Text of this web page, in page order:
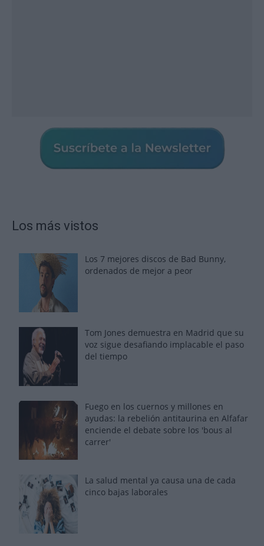
Los más vistos
Los 7 mejores discos de Bad Bunny,
ordenados de mejor a peor
Tom Jones demuestra en Madrid que su
voz sigue desafiando implacable el paso
del tiempo
Fuego en los cuernos y millones en
ayudas: la rebelión antitaurina en Alfafar
enciende el debate sobre los 'bous al
carrer'
La salud mental ya causa una de cada
cinco bajas laborales